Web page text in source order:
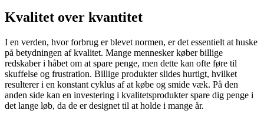
Kvalitet over kvantitet
I en verden, hvor forbrug er blevet normen, er det essentielt at huske
på betydningen af kvalitet. Mange mennesker køber billige
redskaber i håbet om at spare penge, men dette kan ofte føre til
skuffelse og frustration. Billige produkter slides hurtigt, hvilket
resulterer i en konstant cyklus af at købe og smide væk. På den
anden side kan en investering i kvalitetsprodukter spare dig penge i
det lange løb, da de er designet til at holde i mange år.